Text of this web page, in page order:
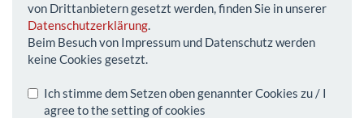
von Drittanbietern gesetzt werden, finden Sie in unserer
Datenschutzerklärung.
Beim Besuch von Impressum und Datenschutz werden
keine Cookies gesetzt.
Ich stimme dem Setzen oben genannter Cookies zu / I
agree to the setting of cookies